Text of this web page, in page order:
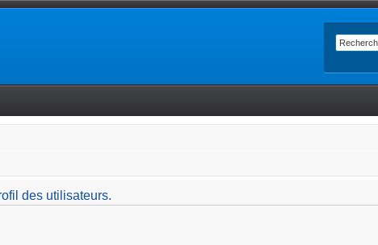
des utilisateurs.